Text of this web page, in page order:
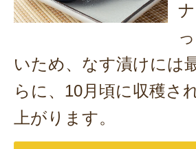
いため、なす漬けには
らに、10月頃に収穫さ
上がります。